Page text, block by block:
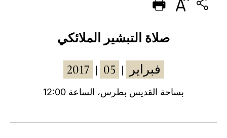
PORTUGUÊS
العربيّة
صلاة التبشير الملائكي
2017 فبراير 05
بساحة القديس بطرس، الساعة 12:00